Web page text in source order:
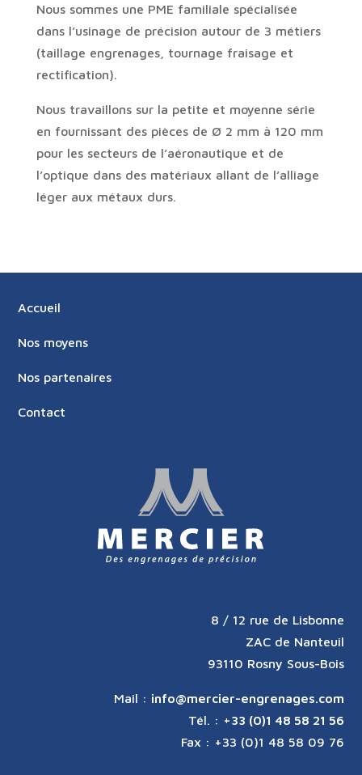
Nous sommes une PME familiale spécialisée
dans l’usinage de précision autour de 3 métiers
(taillage engrenages, tournage fraisage et
rectification).
Nous travaillons sur la petite et moyenne série
en fournissant des pièces de Ø 2 mm à 120 mm
pour les secteurs de l’aéronautique et de
l’optique dans des matériaux allant de l’alliage
léger aux métaux durs.
Accueil
Nos moyens
Nos partenaires
Contact
8 / 12 rue de Lisbonne
ZAC de Nanteuil
93110 Rosny Sous-Bois
Mail : info@mercier-engrenages.com
Tél. : +33 (0)1 48 58 21 56
Fax : +33 (0)1 48 58 09 76